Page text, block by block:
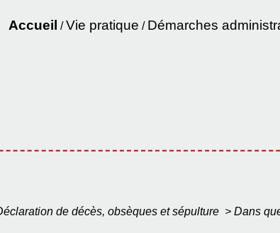
Accueil /Vie pratique / Démarches
de décès, obsèques et sépulture > Dans